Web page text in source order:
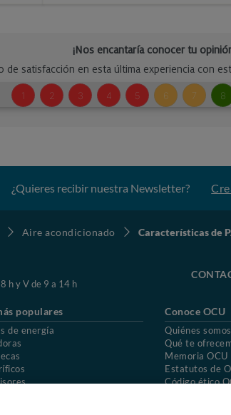
¿Quieres recibir nuestra Newsletter?
Aire acondicionado Características de
h y V de 9 a 14 h
populares
de energía
Conoce OCU
Quiénes somos
Qué te
Memoria OCU
Estatutos de
Código ético